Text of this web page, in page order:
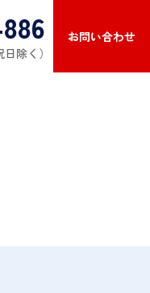
除く）
お問い合わせ